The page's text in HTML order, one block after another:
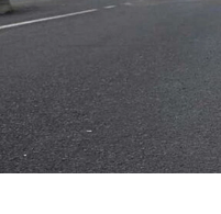
Mesaj
Ulusal